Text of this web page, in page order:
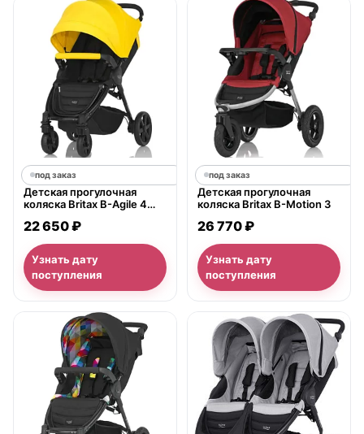
под заказ
Детская прогулочная
коляска Britax B-Agile 4
22 650 ₽
Узнать дату
поступления
под заказ
Детская прогулочная
коляска Britax B-Motion 3
26 770 ₽
Узнать дату
поступления